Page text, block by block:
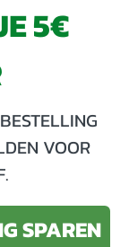
5€
VOOR
SPAREN